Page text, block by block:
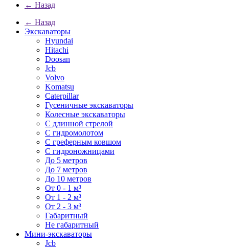
← Назад
← Назад
Экскаваторы
Hyundai
Hitachi
Doosan
Jcb
Volvo
Komatsu
Caterpillar
Гусеничные экскаваторы
Колесные экскаваторы
С длинной стрелой
С гидромолотом
С греферным ковшом
С гидроножницами
До 5 метров
До 7 метров
До 10 метров
От 0 - 1 м³
От 1 - 2 м³
От 2 - 3 м³
Габаритный
Не габаритный
Мини-экскаваторы
Jcb